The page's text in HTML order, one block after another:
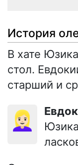
История
В хате
стол.
старший и
👱🏻‍♀️